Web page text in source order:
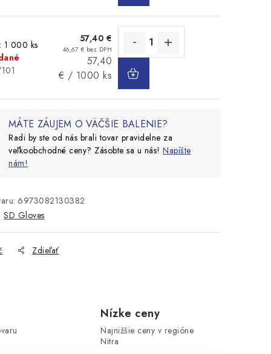
1 000 ks
57,40 €
46,67 € bez DPH
Jednotková
cena:
57,40
€ / 1000 ks
MÁTE ZÁUJEM O VÄČŠIE BALENIE?
Radi by ste od nás brali tovar pravidelne za
veľkoobchodné ceny? Zásobte sa u nás! Napíšte
nám!
6973082130382
SD Gloves
Zdieľať
Nízke ceny
Najnižšie ceny v regióne
Nitra